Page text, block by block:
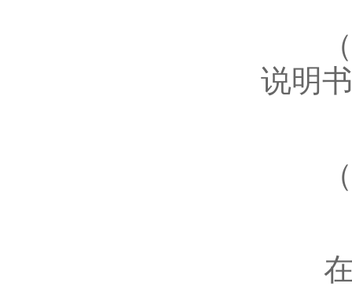
（1
说明
（2
在